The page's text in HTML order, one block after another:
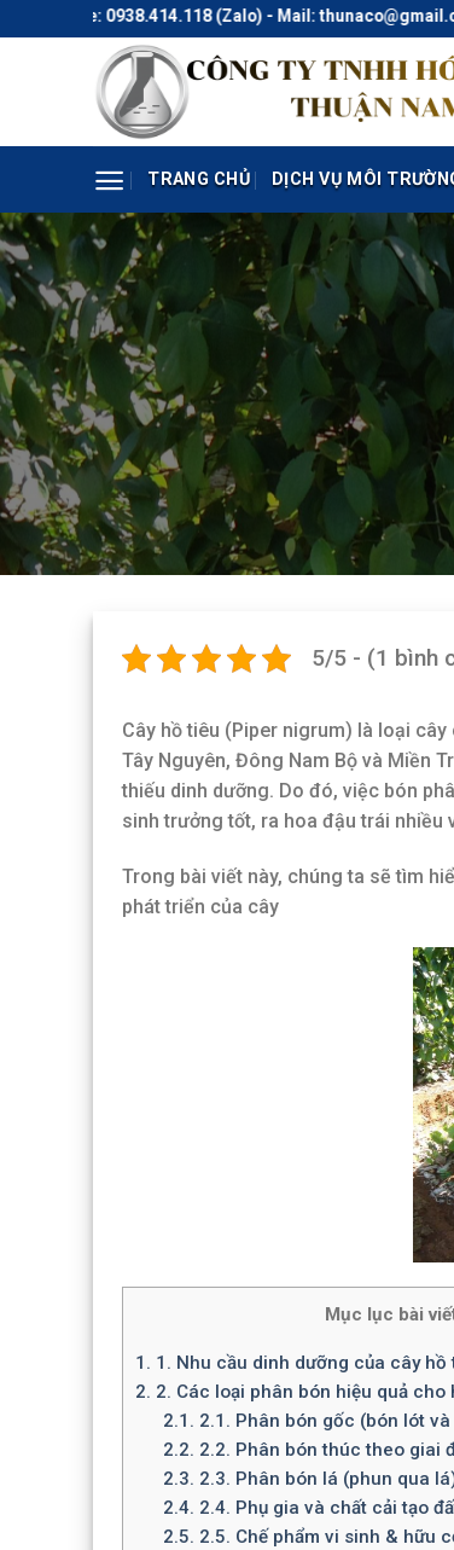
to
0938.414.118 (Zalo) - Mail: thunaco@gmail.com
TRANG CHỦ DỊCH VỤ MÔI
5/5 - (1 bình
Cây hồ tiêu (Piper nigrum) là loại
Tây Nguyên, Đông Nam Bộ và Miền
thiếu dinh dưỡng. Do đó, việc bón
sinh trưởng tốt, ra hoa đậu trái nhiều
Trong bài viết này, chúng ta sẽ tìm
phát triển của cây
Mục lục bài
1. 1. Nhu cầu dinh dưỡng của cây hồ
2. 2. Các loại phân bón hiệu quả
2.1. 2.1. Phân bón gốc (bón lót
2.2. 2.2. Phân bón thúc theo giai
2.3. 2.3. Phân bón lá (phun qua
2.4. 2.4. Phụ gia và chất cải tạo
2.5. 2.5. Chế phẩm vi sinh & hữu